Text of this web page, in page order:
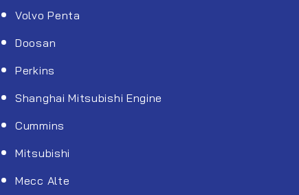
Volvo Penta
Doosan
Perkins
Shanghai Mitsubishi Engine
Cummins
Mitsubishi
Mecc Alte